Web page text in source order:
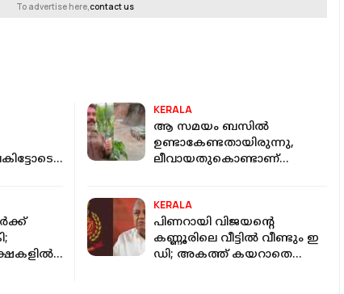
To advertise here,contact us
KERALA
ആ സമയം ബസില്‍
ഉണ്ടാകേണ്ടതായിരുന്നു,
ലീവായതുകൊണ്ടാണ്
KERALA
പിണറായി വിജയന്റെ
കണ്ണൂരിലെ വീട്ടില്‍ വീണ്ടും ഇ
ഡി; അകത്ത് കയറാതെ